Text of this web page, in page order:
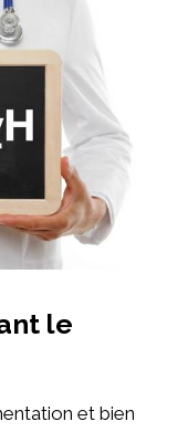
le
et bien